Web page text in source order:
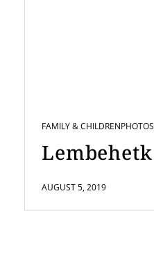
FAMILY & CHILDRENPHOTOS
Lembehetk
AUGUST 5, 2019